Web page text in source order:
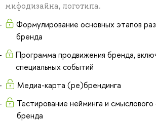
мифодизайна, логотипа.
Формулирование основных этапов
бренда
Программа продвижения бренда,
специальных событий
Медиа-карта (ре)брендинга
Тестирование нейминга и
бренда